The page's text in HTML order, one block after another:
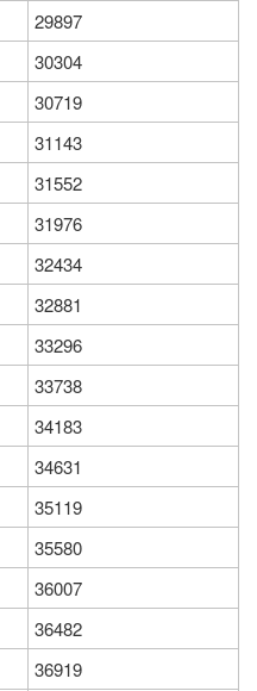
29897
30304
30719
31143
31552
31976
32434
32881
33296
33738
34183
34631
35119
35580
36007
36482
36919